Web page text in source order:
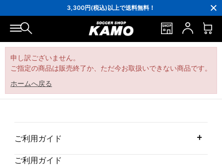
3,300円(税込)以上で送料無料！
ポイント還元率5％！プレミア会員は7％
会員の方にはお誕生月に「10％OFFクーポン」プレゼント！
16,000円(税込)以上でシューズケースプレゼント！
3,300円(税込)以上で送料無料！
申し訳ございません。
ご指定の商品は販売終了か、ただ今お取扱いできない商品です。
ホームへ戻る
ご利用ガイド
ご利用ガイド